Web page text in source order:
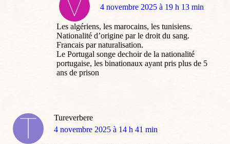
dit
4 novembre 2025 à 19 h 13 min
Les algériens, les marocains, les tunisiens.
Nationalité d’origine par le droit du sang.
Francais par naturalisation.
Le Portugal songe dechoir de la nationalité
portugaise, les binationaux ayant pris plus de 5
ans de prison
Tureverbere
dit
4 novembre 2025 à 14 h 41 min